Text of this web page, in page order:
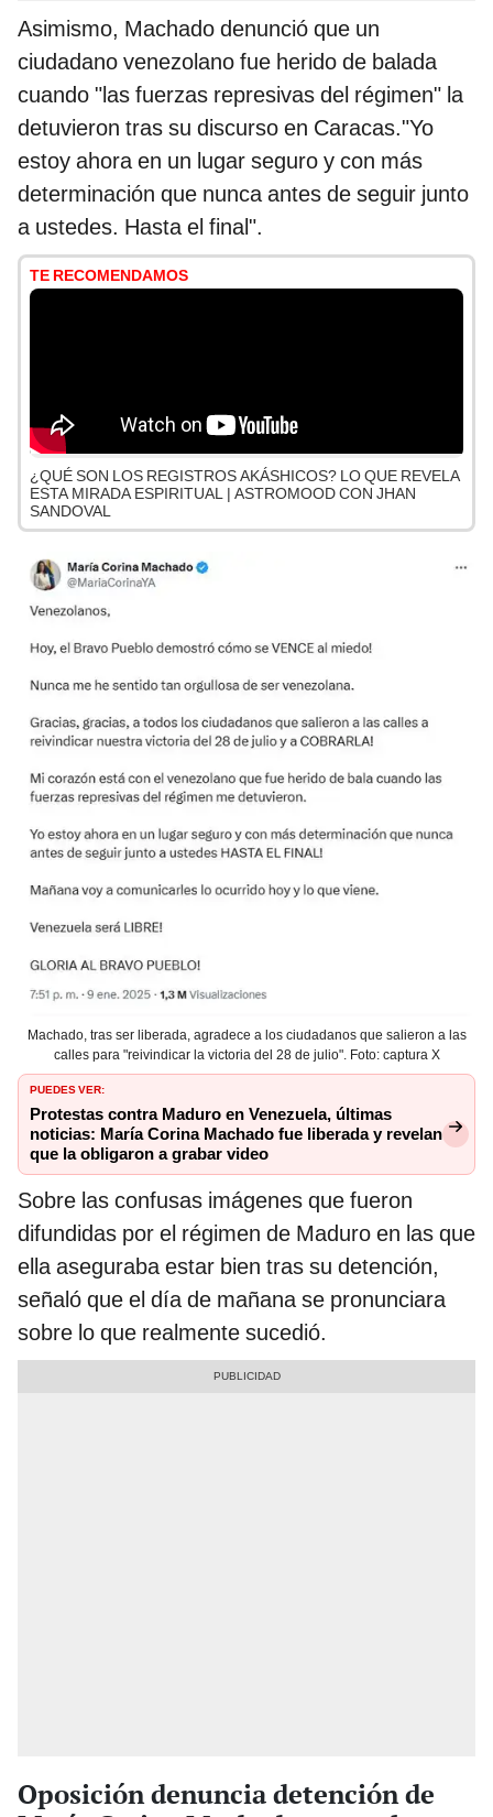
Asimismo, Machado denunció que un
ciudadano venezolano fue herido de balada
cuando "las fuerzas represivas del régimen" la
detuvieron tras su discurso en Caracas."Yo
estoy ahora en un lugar seguro y con más
determinación que nunca antes de seguir junto
a ustedes. Hasta el final".
TE RECOMENDAMOS
¿QUÉ SON LOS REGISTROS AKÁSHICOS? LO QUE REVELA
ESTA MIRADA ESPIRITUAL | ASTROMOOD CON JHAN
SANDOVAL
Machado, tras ser liberada, agradece a los ciudadanos que salieron a las
calles para "reivindicar la victoria del 28 de julio". Foto: captura X
PUEDES VER:
Protestas contra Maduro en Venezuela, últimas
noticias: María Corina Machado fue liberada y revelan
que la obligaron a grabar video
Sobre las confusas imágenes que fueron
difundidas por el régimen de Maduro en las que
ella aseguraba estar bien tras su detención,
señaló que el día de mañana se pronunciara
sobre lo que realmente sucedió.
Oposición denuncia detención de